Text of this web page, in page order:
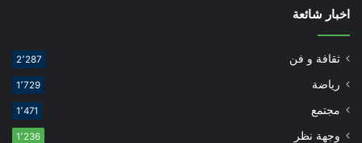
اخبار شائعة
ثقافة و فن 2٬287
رياضة 1٬729
مجتمع 1٬471
وجهة نظر 1٬236